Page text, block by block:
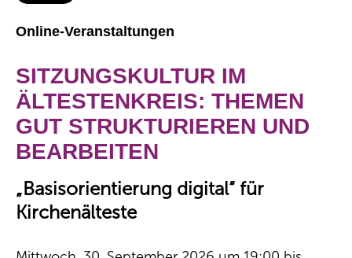
Online-Veranstaltungen
SITZUNGSKULTUR IM
ÄLTESTENKREIS: THEMEN
GUT STRUKTURIEREN UND
BEARBEITEN
„Basisorientierung digital“ für
Kirchenälteste